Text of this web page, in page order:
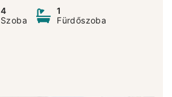
4
Szoba
1
Fürdőszoba